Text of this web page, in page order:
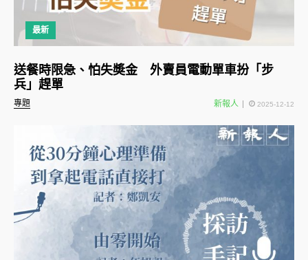
最新
專題
送餐時限急、怕失奬金 外賣員電動單車扮「步
兵」趕單
新報人 2025-12-12